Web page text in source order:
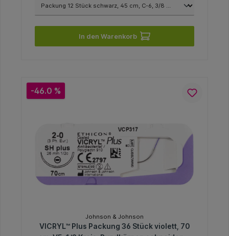
In den Warenkorb
-46.0 %
Johnson & Johnson
VICRYL™ Plus Packung 36 Stück violett, 70